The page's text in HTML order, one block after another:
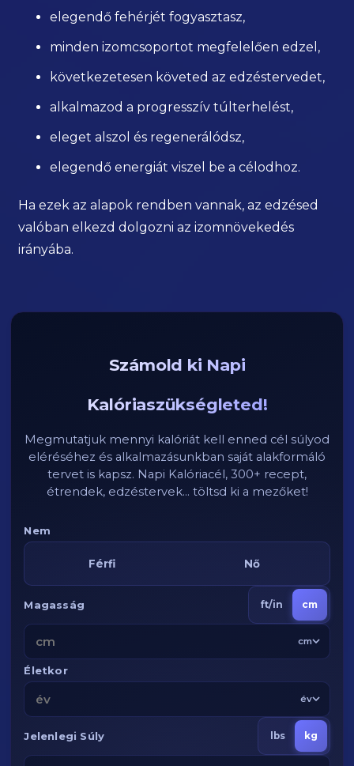
elegendő fehérjét fogyasztasz,
minden izomcsoportot megfelelően edzel,
következetesen követed az edzéstervedet,
alkalmazod a progresszív túlterhelést,
eleget alszol és regenerálódsz,
elegendő energiát viszel be a célodhoz.
Ha ezek az alapok rendben vannak, az edzésed
valóban elkezd dolgozni az izomnövekedés
irányába.
Számold ki Napi
Kalóriaszükségleted!
Megmutatjuk mennyi kalóriát kell enned cél súlyod
eléréséhez és alkalmazásunkban saját alakformáló
tervet is kapsz. Napi Kalóriacél, 300+ recept,
étrendek, edzéstervek... töltsd ki a mezőket!
Nem
Férfi Nő
Magasság ft/in cm
cm
Életkor
év
Jelenlegi Súly lbs kg